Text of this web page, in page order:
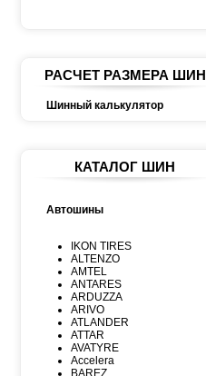
РАСЧЕТ РАЗМЕРА ШИН
Шинный калькулятор
КАТАЛОГ ШИН
Автошины
IKON TIRES
ALTENZO
AMTEL
ANTARES
ARDUZZA
ARIVO
ATLANDER
ATTAR
AVATYRE
Accelera